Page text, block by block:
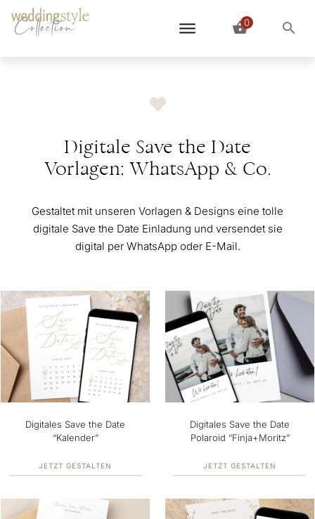
Collection 0
Digitale Save the Date
Vorlagen: WhatsApp & Co.
Gestaltet mit unseren Vorlagen & Designs eine tolle
digitale Save the Date Einladung und versendet sie
digital per WhatsApp oder E-Mail.
Digitales Save the Date
“Kalender”
JETZT GESTALTEN
Digitales Save the Date
Polaroid “Finja+Moritz”
JETZT GESTALTEN